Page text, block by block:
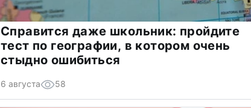
Справится даже школьник: пройдите
тест по географии, в котором очень
стыдно ошибиться
6 августа 58